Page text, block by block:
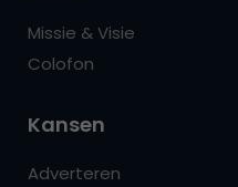
Missie & Visie
Colofon
Kansen
Adverteren